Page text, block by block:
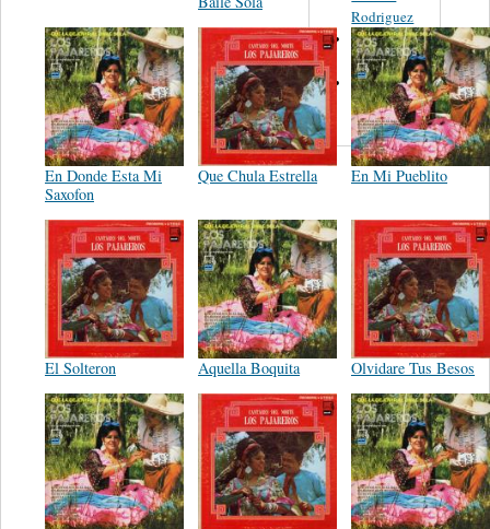
En Donde Esta Mi
Saxofon
Que Chula Estrella En Mi Pueblito
El Solteron Aquella Boquita Olvidare Tus Besos
Rodriguez
Carleton -
Dixon
Abreu -
Oliverira